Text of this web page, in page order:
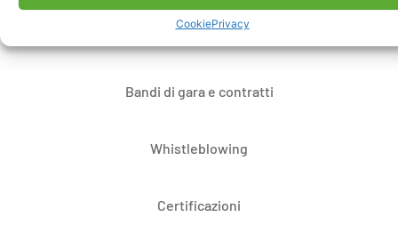
CookiePrivacy
Dove siamo
Bandi di gara e contratti
Whistleblowing
Certificazioni